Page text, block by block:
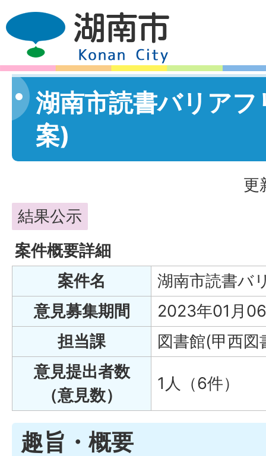
湖南市読書バリア
案)
更
結果公示
案件概要詳細
案件名
湖南市読書バ
意見募集期間
2023年01月
担当課
図書館(甲西図
意見提出者数
（意見数）
1人（6件）
趣旨・概要